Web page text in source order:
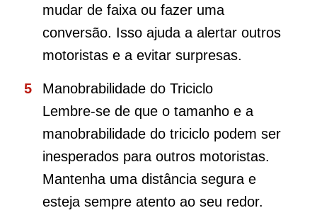
mudar de faixa ou fazer uma
conversão. Isso ajuda a alertar outros
motoristas e a evitar surpresas.
Manobrabilidade do Triciclo
Lembre-se de que o tamanho e a
manobrabilidade do triciclo podem ser
inesperados para outros motoristas.
Mantenha uma distância segura e
esteja sempre atento ao seu redor.